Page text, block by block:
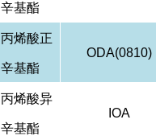
辛基酯
丙烯酸正
辛基酯
ODA(0810)
丙烯酸异
辛基酯
IOA